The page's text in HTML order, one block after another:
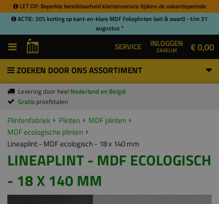
LET OP: Beperkte bereikbaarheid klantenservice tijdens de vakantieperiode
ACTIE: 20% korting op kant-en-klare MDF Folieplinten (wit & zwart) - t/m 31
augustus *
SERVICE INLOGGEN
ZAKELIJK € 0,00
ZOEKEN DOOR ONS ASSORTIMENT
Levering door heel Nederland en België
Gratis proefstalen
Plintenfabriek Plinten
MDF plinten
MDF ecologische plinten
Lineaplint - MDF ecologisch - 18 x 140 mm
LINEAPLINT - MDF ECOLOGISCH
- 18 X 140 MM